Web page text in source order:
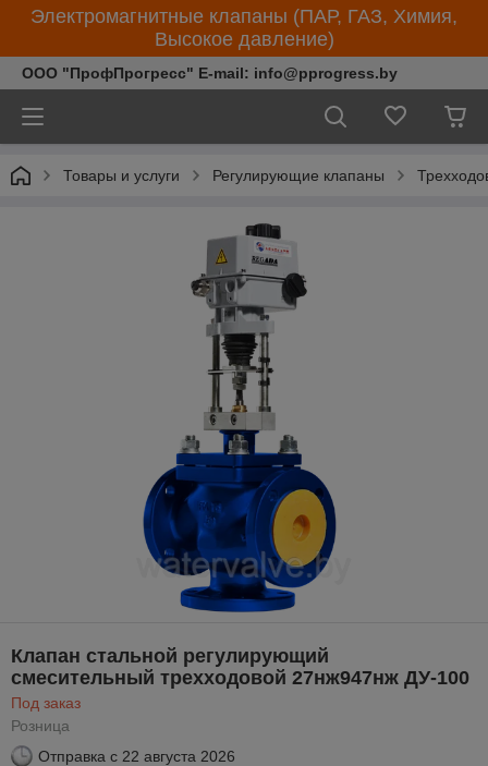
Электромагнитные клапаны (ПАР, ГАЗ, Химия,
Высокое давление)
ООО "ПрофПрогресс" E-mail: info@pprogress.by
Товары и услуги Регулирующие клапаны
Клапан стальной регулирующий
смесительный трехходовой 27нж947нж ДУ-100
Под заказ
Розница
Отправка с 22 августа 2026